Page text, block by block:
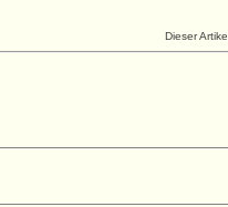
Dieser